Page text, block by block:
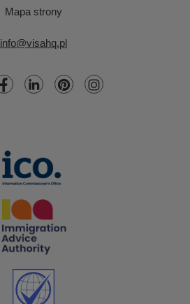
Mapa strony
info@visahq.pl